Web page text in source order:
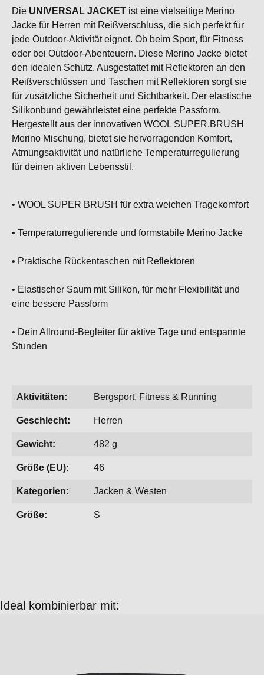
Die UNIVERSAL JACKET ist eine vielseitige Merino
Jacke für Herren mit Reißverschluss, die sich perfekt für
jede Outdoor-Aktivität eignet. Ob beim Sport, für Fitness
oder bei Outdoor-Abenteuern. Diese Merino Jacke bietet
den idealen Schutz. Ausgestattet mit Reflektoren an den
Reißverschlüssen und Taschen mit Reflektoren sorgt sie
für zusätzliche Sicherheit und Sichtbarkeit. Der elastische
Silikonbund gewährleistet eine perfekte Passform.
Hergestellt aus der innovativen WOOL SUPER.BRUSH
Merino Mischung, bietet sie hervorragenden Komfort,
Atmungsaktivität und natürliche Temperaturregulierung
für deinen aktiven Lebensstil.
• WOOL SUPER BRUSH für extra weichen Tragekomfort
• Temperaturregulierende und formstabile Merino Jacke
• Praktische Rückentaschen mit Reflektoren
• Elastischer Saum mit Silikon, für mehr Flexibilität und
eine bessere Passform
• Dein Allround-Begleiter für aktive Tage und entspannte
Stunden
Aktivitäten: Bergsport, Fitness & Running
Geschlecht: Herren
Gewicht: 482 g
Größe (EU): 46
Kategorien: Jacken & Westen
Größe: S
Produktgalerie überspringen
Ideal kombinierbar mit: